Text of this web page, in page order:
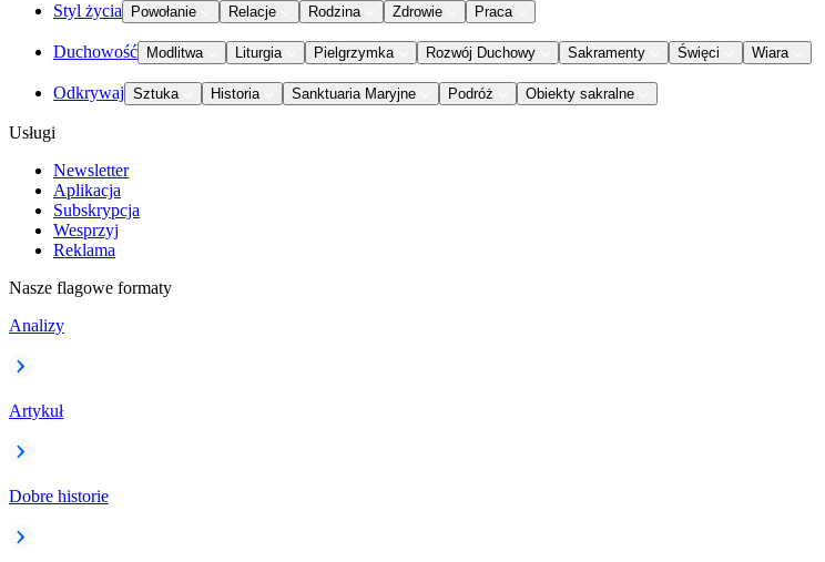
Styl życia Powołanie Relacje Rodzina Zdrowie Praca
Duchowość Modlitwa Liturgia Pielgrzymka Rozwój Duchowy Sakramenty Święci Wiara
Odkrywaj Sztuka Historia Sanktuaria Maryjne Podróż Obiekty sakralne
Usługi
Newsletter
Aplikacja
Subskrypcja
Wesprzyj
Reklama
Nasze flagowe formaty
Analizy
Artykuł
Dobre historie